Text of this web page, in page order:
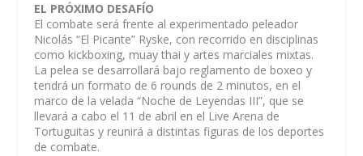
EL PRÓXIMO DESAFÍO
El combate será frente al experimentado peleador
Nicolás “El Picante” Ryske, con recorrido en disciplinas
como kickboxing, muay thai y artes marciales mixtas.
La pelea se desarrollará bajo reglamento de boxeo y
tendrá un formato de 6 rounds de 2 minutos, en el
marco de la velada “Noche de Leyendas III”, que se
llevará a cabo el 11 de abril en el Live Arena de
Tortuguitas y reunirá a distintas figuras de los deportes
de combate.